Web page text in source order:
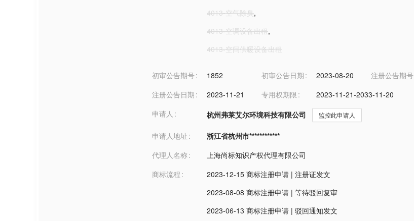
4013-空气除臭,
4013-空调设备出租,
4013-空间供暖设备出租
初审公告期号 1852 初审公告日期 2023-08-20 注册公告期号
注册公告日期
2023-11-21 专用权期限
2023-11-21-2033-11-20
申请人
杭州弗莱艾尔环境科技有限公司 监控此申请人
申请人地址
浙江省杭州市************
代理人名称
上海尚标知识产权代理有限公司
商标流程
2023-12-15 商标注册申请 | 注册证发文
2023-08-08 商标注册申请 | 等待驳回复审
2023-06-13 商标注册申请 | 驳回通知发文